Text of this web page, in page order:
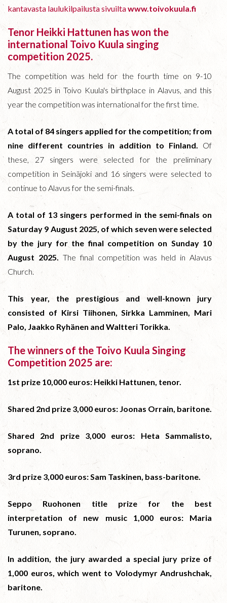
kantavasta laulukilpailusta sivuiltawww.toivokuula.fi
Tenor Heikki Hattunen has won the
international Toivo Kuula singing
competition 2025.
The competition was held for the fourth time on 9-10
August 2025 in Toivo Kuula's birthplace in Alavus, and this
year the competition was international for the first time.
A total of 84 singers applied for the competition; from
nine different countries in addition to Finland. Of
these, 27 singers were selected for the preliminary
competition in Seinäjoki and 16 singers were selected to
continue to Alavus for the semi-finals.
A total of 13 singers performed in the semi-finals on
Saturday 9 August 2025, of which seven were selected
by the jury for the final competition on Sunday 10
August 2025. The final competition was held in Alavus
Church.
This year, the prestigious and well-known jury
consisted of Kirsi Tiihonen, Sirkka Lamminen, Mari
Palo, Jaakko Ryhänen and Waltteri Torikka.
The winners of the Toivo Kuula Singing
Competition 2025 are:
1st prize 10,000 euros: Heikki Hattunen, tenor.
Shared 2nd prize 3,000 euros: Joonas Orrain, baritone.
Shared 2nd prize 3,000 euros: Heta Sammalisto,
soprano.
3rd prize 3,000 euros: Sam Taskinen, bass-baritone.
Seppo Ruohonen title prize for the best
interpretation of new music 1,000 euros: Maria
Turunen, soprano.
In addition, the jury awarded a special jury prize of
1,000 euros, which went to Volodymyr Andrushchak,
baritone.